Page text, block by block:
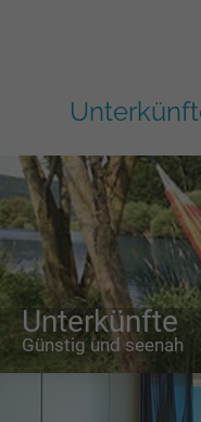
Unterkünfte
Günstig und seenah